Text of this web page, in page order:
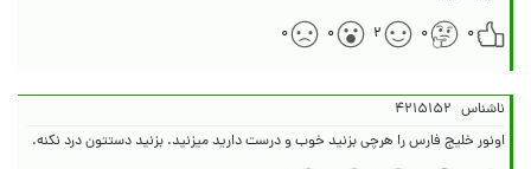
۰
۰ ۲ ۰ ۰
ناشناس ۴۲۱۵۱۵۲
اونور خلیج فارس را هرچی بزنید خوب و درست دارید میزنید. بزنید دستتون درد نکنه.